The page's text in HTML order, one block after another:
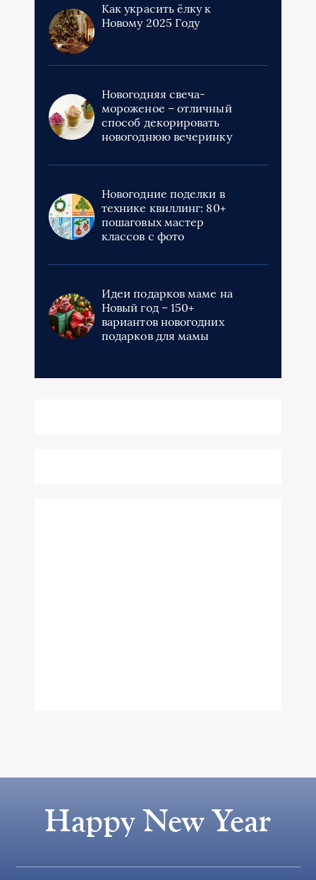
Как украсить ёлку к
Новому 2025 Году
Новогодняя свеча-
мороженое – отличный
способ декорировать
новогоднюю вечеринку
Новогодние поделки в
технике квиллинг: 80+
пошаговых мастер
классов с фото
Идеи подарков маме на
Новый год – 150+
вариантов новогодних
подарков для мамы
Happy New Year